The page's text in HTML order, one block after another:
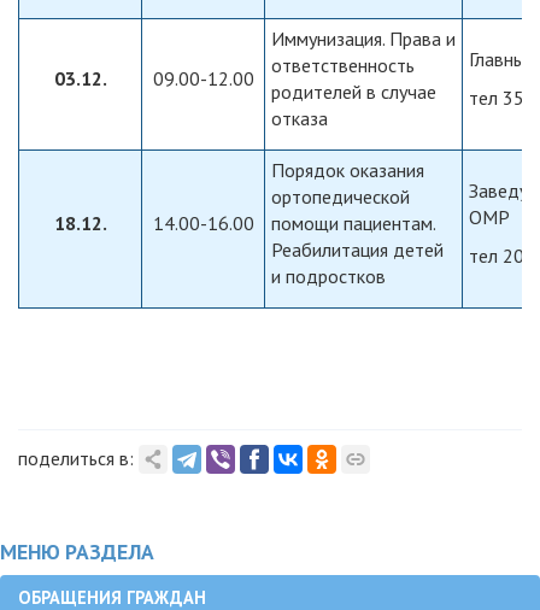
03.12. 09.00-12.00
Иммунизация. Права и
ответственность
родителей в случае
отказа
тел
18.12. 14.00-16.00
Порядок оказания
ортопедической
помощи пациентам.
Реабилитация детей
и подростков
ОМР
тел
поделиться в:
МЕНЮ РАЗДЕЛА
ОБРАЩЕНИЯ ГРАЖДАН